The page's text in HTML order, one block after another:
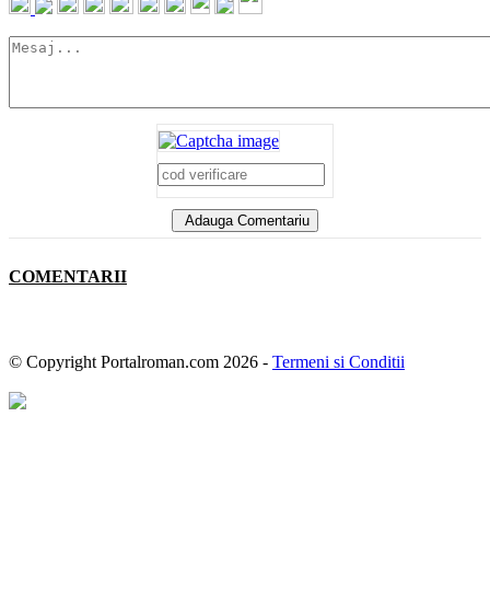
Adauga Comentariu
COMENTARII
© Copyright Portalroman.com 2026 - Termeni si Conditii